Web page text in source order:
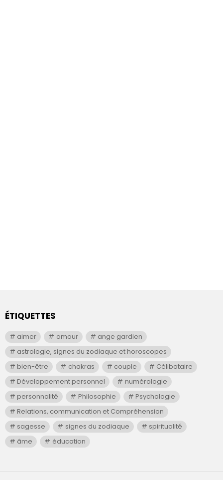
ÉTIQUETTES
aimer amour
ange gardien
astrologie, signes du zodiaque et horoscopes
bien-être
chakras couple
Célibataire
Développement personnel
numérologie
personnalité
Philosophie
Psychologie
Relations, communication et Compréhension
sagesse
signes du zodiaque
spiritualité
âme
éducation